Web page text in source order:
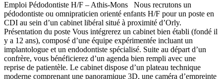
Emploi Pédodontiste H/F – Athis-Mons Nous recrutons un
pédodontiste ou omnipraticien orienté enfants H/F pour un poste en
CDI au sein d’un cabinet libéral situé à proximité d’Orly.
Présentation du poste Vous intégrerez un cabinet bien établi (fondé il
y a 12 ans), composé d’une équipe expérimentée incluant un
implantologue et un endodontiste spécialisé. Suite au départ d’un
confrère, vous bénéficierez d’un agenda bien rempli avec une
reprise de patientèle. Le cabinet dispose d’un plateau technique
moderne comprenant une panoramique 3D, une caméra d’empreinte